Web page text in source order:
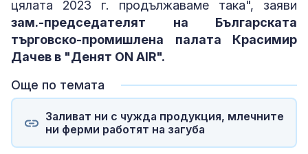
цялата 2023 г. продължаваме така", заяви
зам.-председателят на Българската
търговско-промишлена палата Красимир
Дачев в "Денят ON AIR".
Още по темата
Заливат ни с чужда продукция, млечните
ни ферми работят на загуба